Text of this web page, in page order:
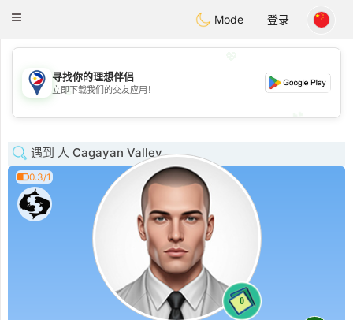
PhilippinesChat
Toggle
Mode 登录
💖
寻找你的理想伴侣
立即下载我们的交友应用！
遇到 人 Cagayan Valley
0.3/1
0